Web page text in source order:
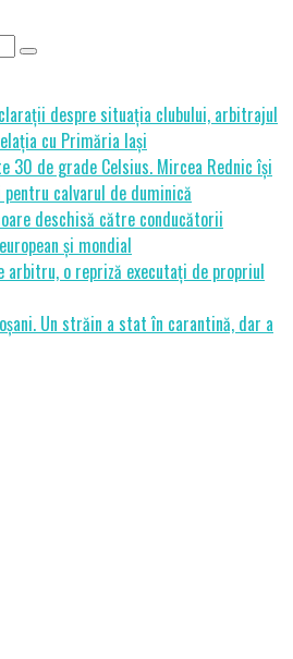
despre situația clubului, arbitrajul
cu Primăria Iași
30 de grade Celsius. Mircea Rednic își
calvarul de duminică
deschisă către conducătorii
și mondial
arbitru, o repriză executați de propriul
Un străin a stat în carantină, dar a